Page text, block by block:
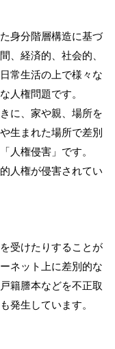
身分階層構造に基づ
、経済的、社会的、
常生活の上で様々な
人権問題です。
に、家や親、場所を
生まれた場所で差別
人権侵害」です。
人権が侵害されてい
受けたりすることが
ネット上に差別的な
籍謄本などを不正取
発生しています。